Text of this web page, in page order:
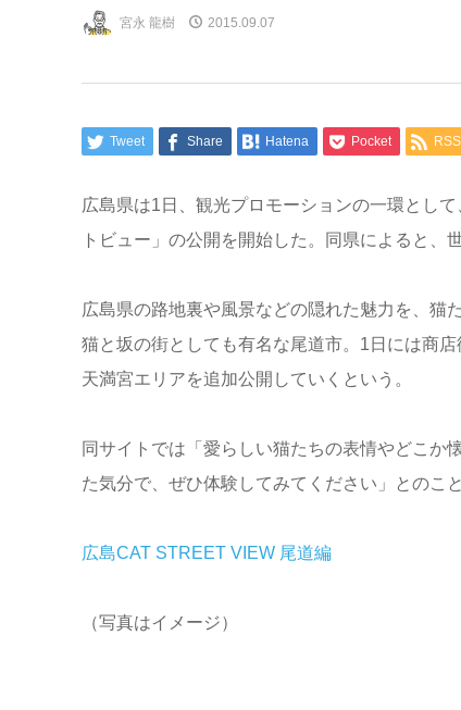
宮永 龍樹 2015.09.07
Tweet Share Hatena Pocket RSS
広島県は1日、観光プロモーションの一環とし
トビュー」の公開を開始した。同県によると、
広島県の路地裏や風景などの隠れた魅力を、猫
猫と坂の街としても有名な尾道市。1日には商
天満宮エリアを追加公開していくという。
同サイトでは「愛らしい猫たちの表情やどこか
た気分で、ぜひ体験してみてください」とのこと
広島CAT STREET VIEW 尾道編
（写真はイメージ）